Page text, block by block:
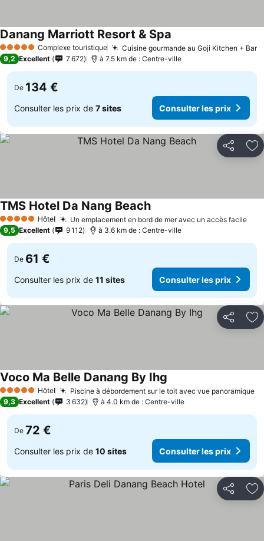
5 Étoiles Complexe touristique Cuisine gourmande au Goji Kitchen + Bar
Danang Marriott Resort & Spa
9,2 Excellent 7 672 à 7.5 km de : Centre-ville
De 134 €
Consulter les prix de 7 sites Consulter les prix
Partager
5 Étoiles Hôtel Un emplacement en bord de mer avec un accès facile
TMS Hotel Da Nang BeachConsulter les prix
9,5 Excellent 9 112 à 3.6 km de : Centre-ville
De 61 €
Consulter les prix de 11 sites Consulter les prix
Partager
5 Étoiles Hôtel Piscine à débordement sur le toit avec vue panoramique
Voco Ma Belle Danang By Ihg
9,3 Excellent 3 632 à 4.0 km de : Centre-ville
De 72 €
Consulter les prix de 10 sites Consulter les prix
Partager